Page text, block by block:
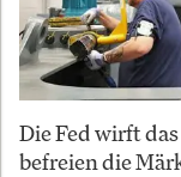
Die Fed wirft
befreien die